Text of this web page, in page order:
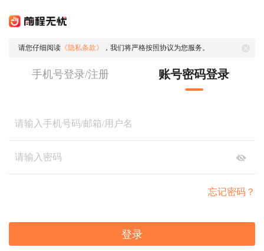
请您仔细阅读 《隐私条款》 ，我们将严格按照协议为您服务。
手机号登录/注册 账号密码登录
忘记密码？
登录